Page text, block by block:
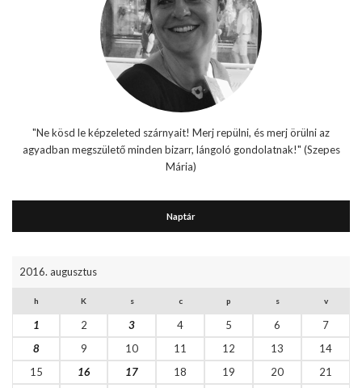
"Ne kösd le képzeleted szárnyait! Merj repülni, és merj örülni az
agyadban megszülető minden bizarr, lángoló gondolatnak!" (Szepes
Mária)
Naptár
2016. augusztus
h K s c p s v
1 2 3 4 5 6
7
8
9 10 11 12 13
14
15
16 17 18 19 20
21